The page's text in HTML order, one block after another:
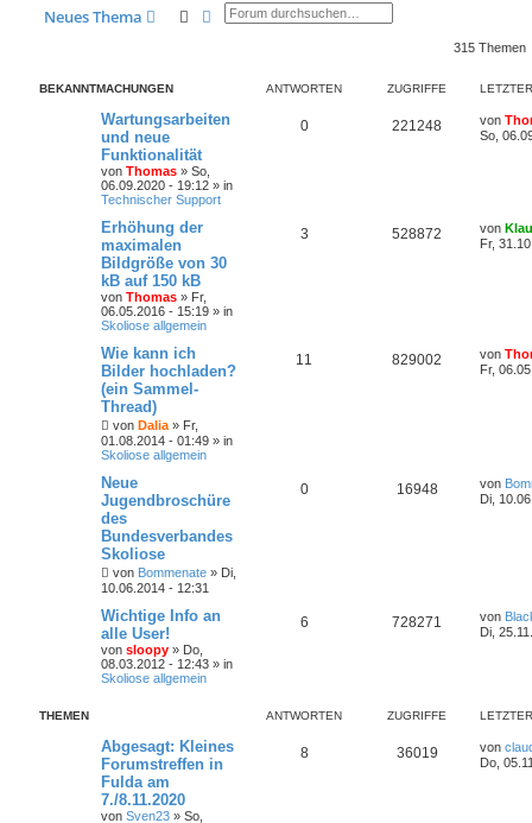
Neues Thema SucheErweiterte Suche
315 Themen
BEKANNTMACHUNGEN ANTWORTEN ZUGRIFFE
Wartungsarbeiten
und neue
Funktionalität
von Thomas » So,
06.09.2020 - 19:12 » in
Technischer Support
0 221248 von
So,
Erhöhung der
maximalen
Bildgröße von 30
kB auf 150 kB
von Thomas » Fr,
06.05.2016 - 15:19 » in
Skoliose allgemein
3 528872 von
Fr,
Wie kann ich
Bilder hochladen?
(ein Sammel-
Thread)
von Dalia » Fr,
01.08.2014 - 01:49 » in
Skoliose allgemein
11 829002 von
Fr,
Neue
Jugendbroschüre
des
Bundesverbandes
Skoliose
von Bommenate » Di,
10.06.2014 - 12:31
0 16948 von
Di,
Wichtige Info an
alle User!
von sloopy » Do,
08.03.2012 - 12:43 » in
Skoliose allgemein
6 728271 von
Di,
THEMEN ANTWORTEN ZUGRIFFE
Abgesagt: Kleines
Forumstreffen in
Fulda am
7./8.11.2020
von Sven23 » So,
8 36019 von
Do,